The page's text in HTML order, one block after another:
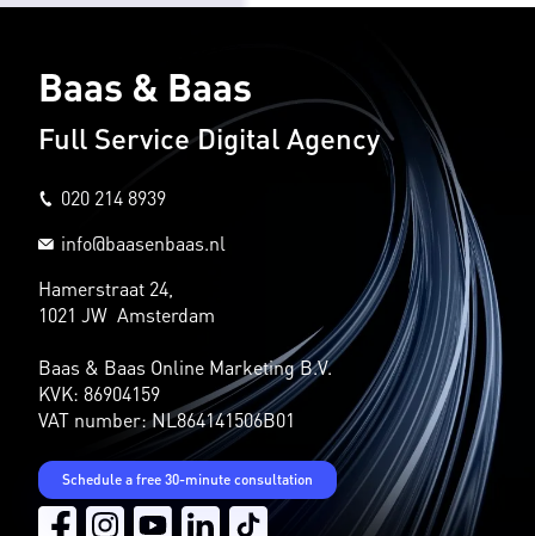
Baas & Baas
Full Service Digital Agency
020 214 8939
info@baasenbaas.nl
Hamerstraat 24,
1021 JW Amsterdam
Baas & Baas Online Marketing B.V.
KVK: 86904159
VAT number: NL864141506B01
Schedule a free 30-minute consultation